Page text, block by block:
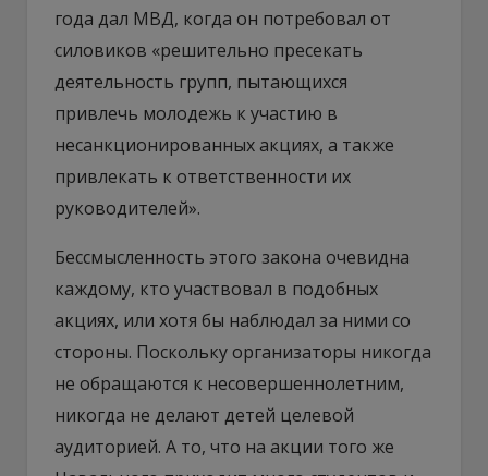
года дал МВД, когда он потребовал от
силовиков «решительно пресекать
деятельность групп, пытающихся
привлечь молодежь к участию в
несанкционированных акциях, а также
привлекать к ответственности их
руководителей».
Бессмысленность этого закона очевидна
каждому, кто участвовал в подобных
акциях, или хотя бы наблюдал за ними со
стороны. Поскольку организаторы никогда
не обращаются к несовершеннолетним,
никогда не делают детей целевой
аудиторией. А то, что на акции того же